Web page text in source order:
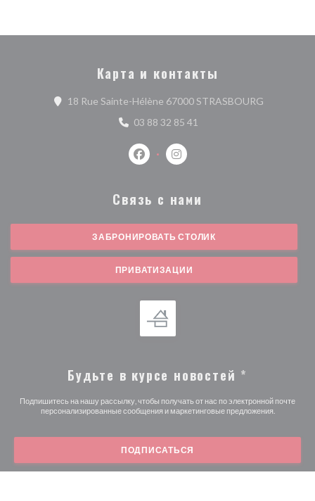
Карта и контакты
18 Rue Sainte-Hélène 67000 STRASBOURG
03 88 32 85 41
Facebook ((открывается в новом
Instagram ((открывается в
Связь с нами
ЗАБРОНИРОВАТЬ СТОЛИК
ПРИВАТИЗАЦИИ
Будьте в курсе новостей *
Подпишитесь на нашу рассылку, чтобы получать от нас по электронной почте
персонализированные сообщения и маркетинговые предложения.
ПОДПИСАТЬСЯ